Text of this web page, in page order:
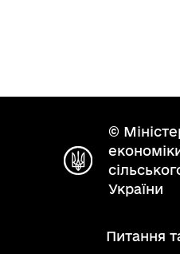
©
України
Питання